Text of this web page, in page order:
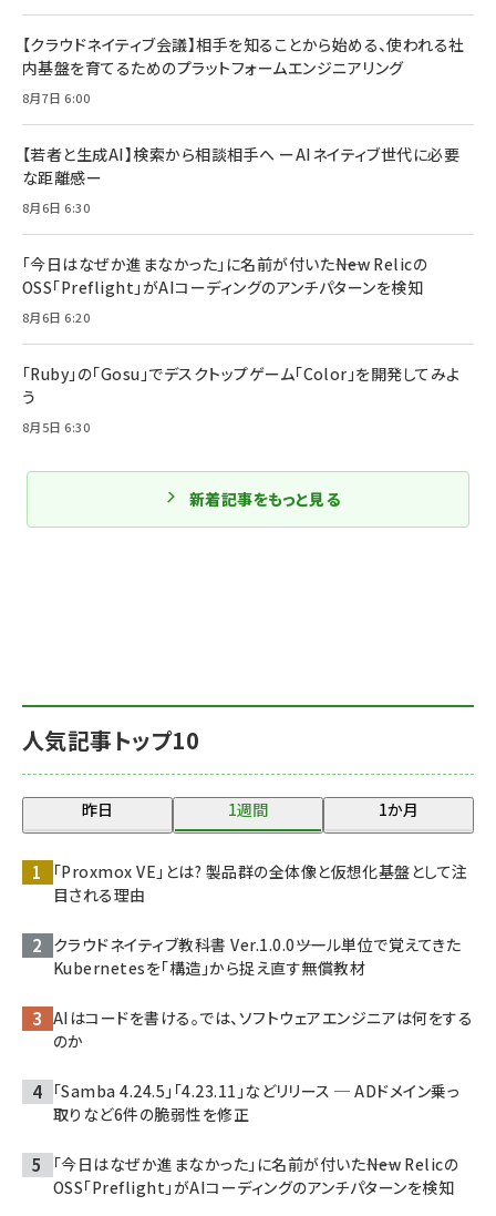
人気記事トップ10
昨日 1週間 1か月
「Proxmox VE」とは? 製品群の全体像と仮想化基盤として注
目される理由
クラウドネイティブ教科書 Ver.1.0.0――ツール単位で覚えてきた
Kubernetesを「構造」から捉え直す無償教材
AIはコードを書ける。では、ソフトウェアエンジニアは何をする
のか
「Samba 4.24.5」「4.23.11」などリリース ─ ADドメイン乗っ
取りなど6件の脆弱性を修正
「今日はなぜか進まなかった」に名前が付いた――New Relicの
OSS「Preflight」がAIコーディングのアンチパターンを検知
【クラウドネイティブ会議】相手を知ることから始める、使われる社
内基盤を育てるためのプラットフォームエンジニアリング
8月7日 6:00
【若者と生成AI】検索から相談相手へ ーAIネイティブ世代に必要
な距離感ー
8月6日 6:30
「今日はなぜか進まなかった」に名前が付いた――New Relicの
OSS「Preflight」がAIコーディングのアンチパターンを検知
8月6日 6:20
「Ruby」の「Gosu」でデスクトップゲーム「Color」を開発してみよ
う
8月5日 6:30
新着記事をもっと見る